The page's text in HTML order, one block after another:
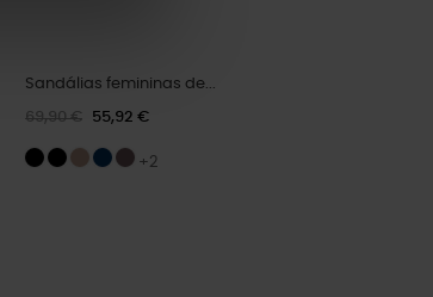
Sandálias femininas de...
69,90 € 55,92 €
+2